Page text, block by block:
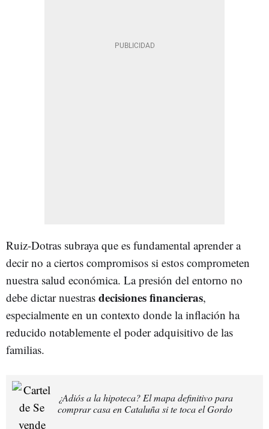
Ruiz-Dotras subraya que es fundamental aprender a
decir no a ciertos compromisos si estos comprometen
nuestra salud económica. La presión del entorno no
debe dictar nuestras decisiones financieras,
especialmente en un contexto donde la inflación ha
reducido notablemente el poder adquisitivo de las
familias.
¿Adiós a la hipoteca? El mapa definitivo para
comprar casa en Cataluña si te toca el Gordo